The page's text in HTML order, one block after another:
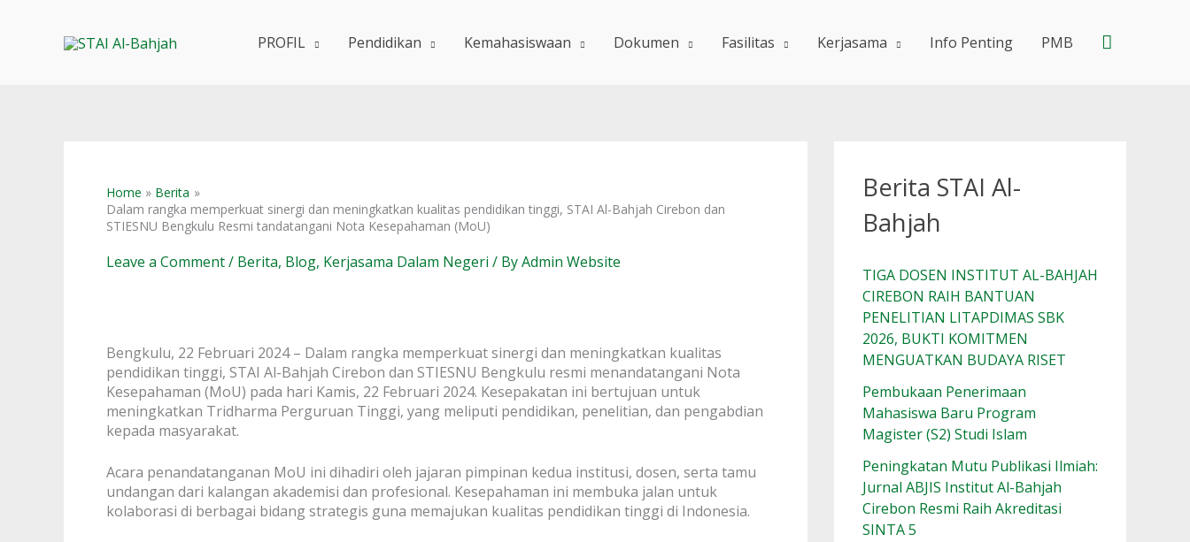
PROFIL Pendidikan Kemahasiswaan Dokumen Fasilitas Kerjasama Info Penting PMB Search
Home
Berita
Dalam rangka memperkuat sinergi dan meningkatkan kualitas pendidikan tinggi, STAI Al-Bahjah Cirebon dan
STIESNU Bengkulu Resmi tandatangani Nota Kesepahaman (MoU)
Leave a Comment/ Berita, Blog, Kerjasama Dalam Negeri / ByAdmin Website
Bengkulu, 22 Februari 2024 – Dalam rangka memperkuat sinergi dan meningkatkan kualitas
pendidikan tinggi, STAI Al-Bahjah Cirebon dan STIESNU Bengkulu resmi menandatangani Nota
Kesepahaman (MoU) pada hari Kamis, 22 Februari 2024. Kesepakatan ini bertujuan untuk
meningkatkan Tridharma Perguruan Tinggi, yang meliputi pendidikan, penelitian, dan pengabdian
kepada masyarakat.
Acara penandatanganan MoU ini dihadiri oleh jajaran pimpinan kedua institusi, dosen, serta tamu
undangan dari kalangan akademisi dan profesional. Kesepahaman ini membuka jalan untuk
kolaborasi di berbagai bidang strategis guna memajukan kualitas pendidikan tinggi di Indonesia.
Berita STAI Al-
Bahjah
TIGA DOSEN INSTITUT AL-BAHJAH
CIREBON RAIH BANTUAN
PENELITIAN LITAPDIMAS SBK
2026, BUKTI KOMITMEN
MENGUATKAN BUDAYA RISET
Pembukaan Penerimaan
Mahasiswa Baru Program
Magister (S2) Studi Islam
Peningkatan Mutu Publikasi Ilmiah:
Jurnal ABJIS Institut Al-Bahjah
Cirebon Resmi Raih Akreditasi
SINTA 5